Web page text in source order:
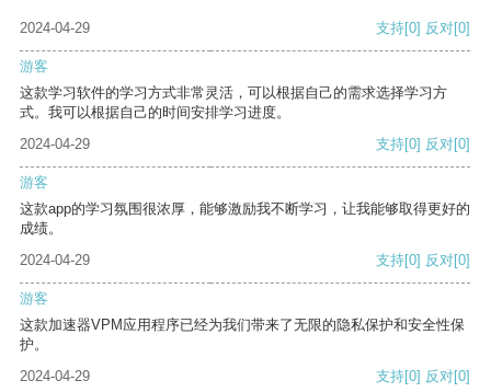
2024-04-29 支持[0] 反对[0]
游客
这款学习软件的学习方式非常灵活，可以根据自己的需求选择学习方
式。我可以根据自己的时间安排学习进度。
2024-04-29
支持[0] 反对[0]
游客
这款app的学习氛围很浓厚，能够激励我不断学习，让我能够取得更好的
成绩。
2024-04-29
支持[0] 反对[0]
游客
这款加速器VPM应用程序已经为我们带来了无限的隐私保护和安全性保
护。
2024-04-29
支持[0] 反对[0]